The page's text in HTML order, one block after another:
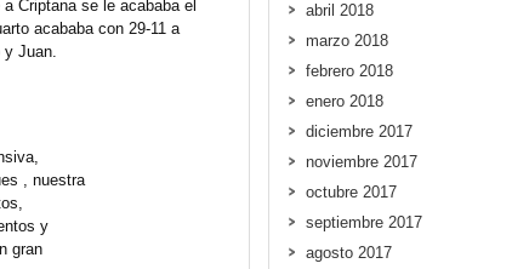
Criptana se le acababa el
acababa con 29-11 a
y Juan.
, nuestra
y
gran
abril 2018
marzo 2018
febrero 2018
enero 2018
diciembre 2017
noviembre 2017
octubre 2017
septiembre 2017
agosto 2017